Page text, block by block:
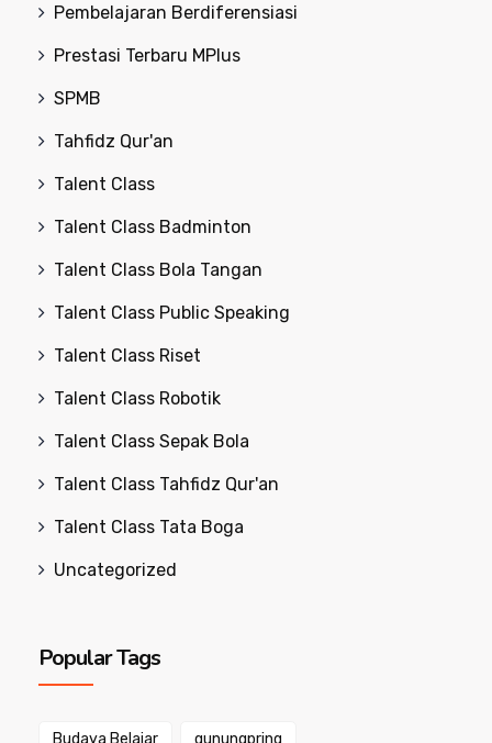
Pembelajaran Berdiferensiasi
Prestasi Terbaru MPlus
SPMB
Tahfidz Qur'an
Talent Class
Talent Class Badminton
Talent Class Bola Tangan
Talent Class Public Speaking
Talent Class Riset
Talent Class Robotik
Talent Class Sepak Bola
Talent Class Tahfidz Qur'an
Talent Class Tata Boga
Uncategorized
Popular Tags